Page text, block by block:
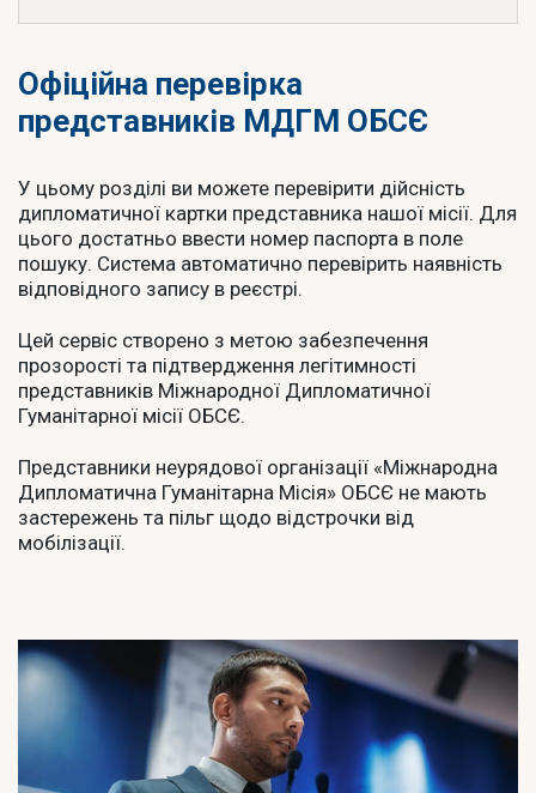
Офіційна перевірка
представників МДГМ ОБСЄ
У цьому розділі ви можете перевірити дійсність
дипломатичної картки представника нашої місії. Для
цього достатньо ввести номер паспорта в поле
пошуку. Система автоматично перевірить наявність
відповідного запису в реєстрі.
Цей сервіс створено з метою забезпечення
прозорості та підтвердження легітимності
представників Міжнародної Дипломатичної
Гуманітарної місії ОБСЄ.
Представники неурядової організації «Міжнародна
Дипломатична Гуманітарна Місія» ОБСЄ не мають
застережень та пільг щодо відстрочки від
мобілізації.